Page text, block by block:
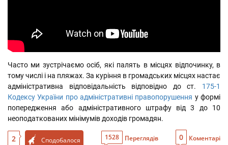
Часто ми зустрічаємо осіб, які палять в місцях відпочинку, в
тому числі і на пляжах. За куріння в громадських місцях настає
адміністративна відповідальність відповідно до ст.
Кодексу України про адміністративні правопорушення у формі
попередження або адміністративного штрафу від 3 до 10
неоподаткованих мінімумів доходів громадян.
2 Сподобалося 1528 Переглядів 0 Коментарі